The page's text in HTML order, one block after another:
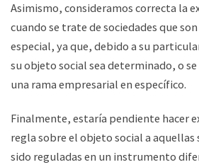
Asimismo, consideramos correcta la
cuando se trate de sociedades que
especial, ya que, debido a su
su objeto social sea determinado, o
una rama empresarial en específico.
Finalmente, estaría pendiente hacer
regla sobre el objeto social a aquellas
sido reguladas en un instrumento